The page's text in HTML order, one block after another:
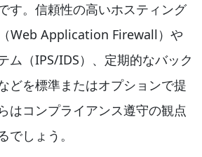
す。信頼性の高いホスティング
Web Application Firewall）や
ム（IPS/IDS）、定期的なバック
どを標準またはオプションで提
はコンプライアンス遵守の観点
でしょう。